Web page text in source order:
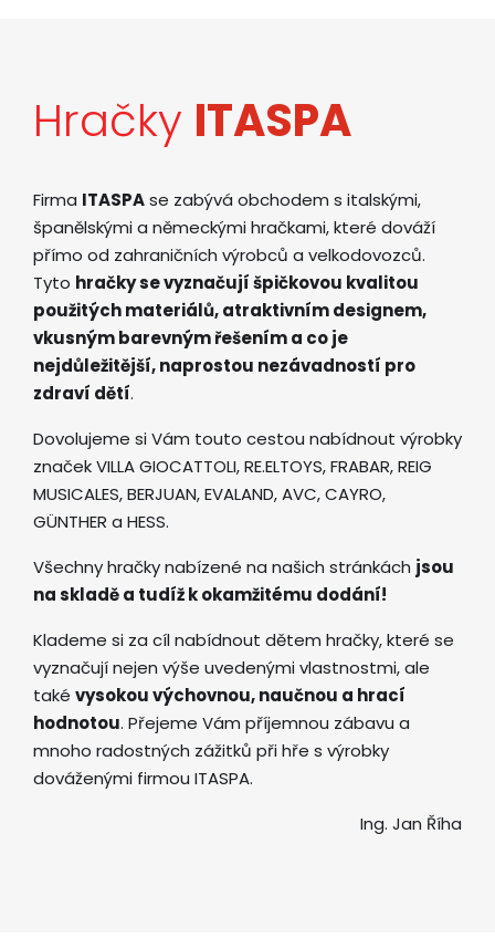
Hračky ITASPA
Firma ITASPAse zabývá obchodem s italskými,
španělskými a německými hračkami, které dováží
přímo od zahraničních výrobců a velkodovozců.
Tyto hračky se vyznačují špičkovou kvalitou
použitých materiálů, atraktivním designem,
vkusným barevným řešením a co je
nejdůležitější, naprostou nezávadností pro
zdraví dětí.
Dovolujeme si Vám touto cestou nabídnout výrobky
značek VILLA GIOCATTOLI, RE.ELTOYS, FRABAR, REIG
MUSICALES, BERJUAN, EVALAND, AVC, CAYRO,
GÜNTHER a HESS.
Všechny hračky nabízené na našich stránkách jsou
na skladě a tudíž k okamžitému dodání!
Klademe si za cíl nabídnout dětem hračky, které se
vyznačují nejen výše uvedenými vlastnostmi, ale
také vysokou výchovnou, naučnou a hrací
hodnotou. Přejeme Vám příjemnou zábavu a
mnoho radostných zážitků při hře s výrobky
dováženými firmou ITASPA.
Ing. Jan Říha